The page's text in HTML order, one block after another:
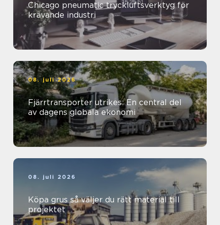
Chicago pneumatic tryckluftsverktyg för
krävande industri
08. juli 2026
Fjärrtransporter utrikes: En central del
av dagens globala ekonomi
08. juli 2026
Köpa grus så väljer du rätt material till
projektet